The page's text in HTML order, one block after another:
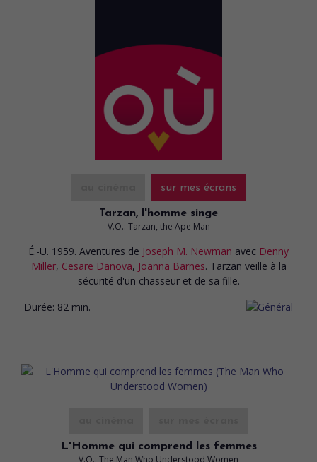
sur mes écrans
Tarzan, l'homme singe
V.O.: Tarzan, the Ape Man
É.-U. 1959. Aventures de Joseph M. Newman avec Denny
Miller, Cesare Danova, Joanna Barnes. Tarzan veille à la
sécurité d'un chasseur et de sa fille.
Durée: 82 min.
L'Homme qui comprend les femmes
V.O.: The Man Who Understood Women